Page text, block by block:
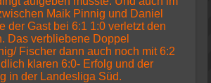
Maik Pinnig und Daniel
der Gast bei 6:1 1:0 verletzt den
Das verbliebene Doppel
Fischer dann auch noch mit 6:2
klaren 6:0- Erfolg und der
in der Landesliga Süd.